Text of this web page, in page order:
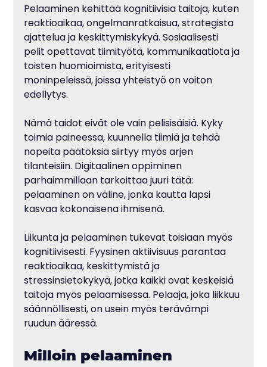
Pelaaminen kehittää kognitiivisia taitoja, kuten
reaktioaikaa, ongelmanratkaisua, strategista
ajattelua ja keskittymiskykyä. Sosiaalisesti
pelit opettavat tiimityötä, kommunikaatiota ja
toisten huomioimista, erityisesti
moninpeleissä, joissa yhteistyö on voiton
edellytys.
Nämä taidot eivät ole vain pelisisäisiä. Kyky
toimia paineessa, kuunnella tiimiä ja tehdä
nopeita päätöksiä siirtyy myös arjen
tilanteisiin. Digitaalinen oppiminen
parhaimmillaan tarkoittaa juuri tätä:
pelaaminen on väline, jonka kautta lapsi
kasvaa kokonaisena ihmisenä.
Liikunta ja pelaaminen tukevat toisiaan myös
kognitiivisesti. Fyysinen aktiivisuus parantaa
reaktioaikaa, keskittymistä ja
stressinsietokykyä, jotka kaikki ovat keskeisiä
taitoja myös pelaamisessa. Pelaaja, joka liikkuu
säännöllisesti, on usein myös terävämpi
ruudun ääressä.
Milloin pelaaminen